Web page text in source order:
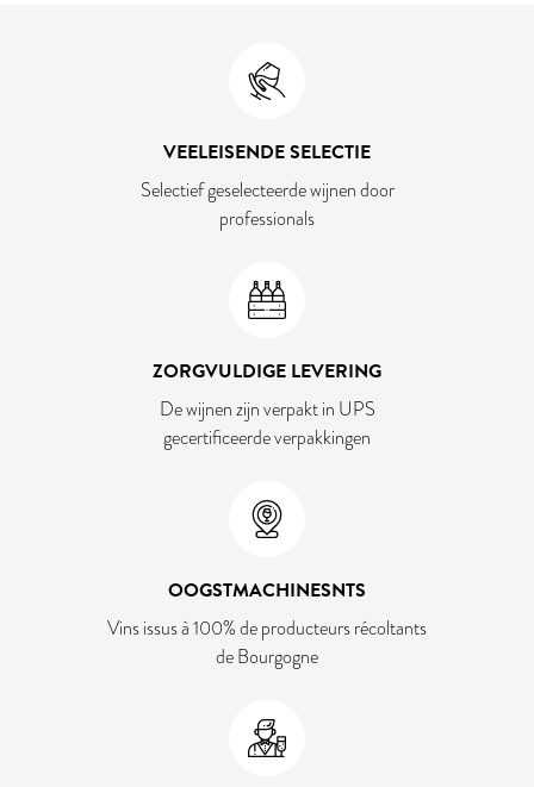
VEELEISENDE SELECTIE
Selectief geselecteerde wijnen door
professionals
ZORGVULDIGE LEVERING
De wijnen zijn verpakt in UPS
gecertificeerde verpakkingen
OOGSTMACHINESNTS
Vins issus à 100% de producteurs récoltants
de Bourgogne